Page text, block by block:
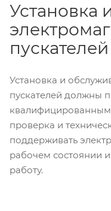
Установка
пускателей
Установка и
пускателей должны
проверка и
поддерживать
рабочем состоянии
работу.